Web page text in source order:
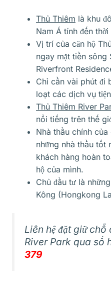
Thủ Thiêm là khu
Nam Á tính đến
Vị trí của căn hộ
ngay mặt tiền sông
Riverfront
Chỉ cần vài phút đi
loạt các dịch vụ
Thủ Thiêm River
nổi tiếng trên thế
Nhà thầu chính
những nhà thầu tốt
khách hàng hoàn
hộ của mình.
Chủ đầu tư là
Kông (Hongkong
Liên hệ đặt giữ chỗ
River Park qua số
379